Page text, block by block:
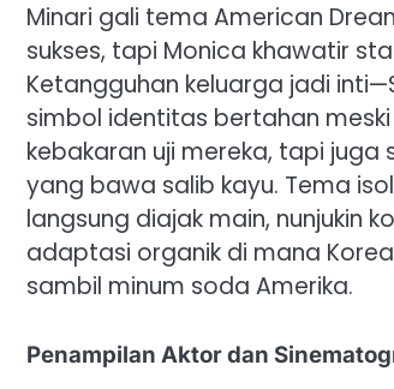
Minari gali tema American
sukses, tapi Monica khawatir
Ketangguhan keluarga jadi
simbol identitas bertahan
kebakaran uji mereka, tapi
yang bawa salib kayu. Tema
langsung diajak main, nunjukin
adaptasi organik di mana
sambil minum soda Amerika.
Penampilan Aktor dan